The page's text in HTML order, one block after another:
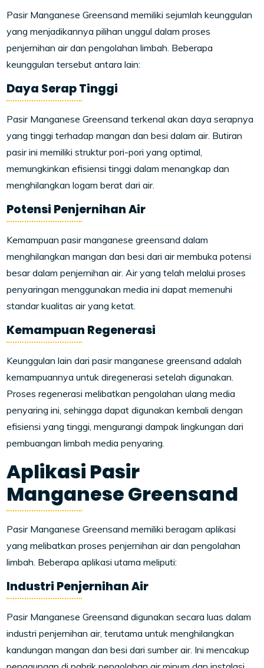
Pasir Manganese Greensand memiliki sejumlah keunggulan
yang menjadikannya pilihan unggul dalam proses
penjernihan air dan pengolahan limbah. Beberapa
keunggulan tersebut antara lain:
Daya Serap Tinggi
Pasir Manganese Greensand terkenal akan daya serapnya
yang tinggi terhadap mangan dan besi dalam air. Butiran
pasir ini memiliki struktur pori-pori yang optimal,
memungkinkan efisiensi tinggi dalam menangkap dan
menghilangkan logam berat dari air.
Potensi Penjernihan Air
Kemampuan pasir manganese greensand dalam
menghilangkan mangan dan besi dari air membuka potensi
besar dalam penjernihan air. Air yang telah melalui proses
penyaringan menggunakan media ini dapat memenuhi
standar kualitas air yang ketat.
Kemampuan Regenerasi
Keunggulan lain dari pasir manganese greensand adalah
kemampuannya untuk diregenerasi setelah digunakan.
Proses regenerasi melibatkan pengolahan ulang media
penyaring ini, sehingga dapat digunakan kembali dengan
efisiensi yang tinggi, mengurangi dampak lingkungan dari
pembuangan limbah media penyaring.
Aplikasi Pasir
Manganese Greensand
Pasir Manganese Greensand memiliki beragam aplikasi
yang melibatkan proses penjernihan air dan pengolahan
limbah. Beberapa aplikasi utama meliputi:
Industri Penjernihan Air
Pasir Manganese Greensand digunakan secara luas dalam
industri penjernihan air, terutama untuk menghilangkan
kandungan mangan dan besi dari sumber air. Ini mencakup